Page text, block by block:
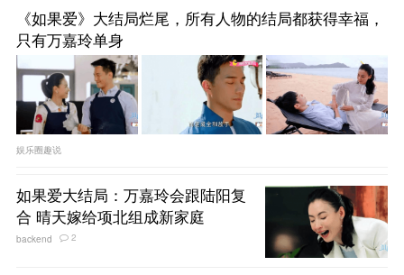
《如果爱》大结局烂尾，所有人物的结局都获得幸福，
只有万嘉玲单身
娱乐圈趣说
如果爱大结局：万嘉玲会跟陆阳复
合 晴天嫁给项北组成新家庭
backend 2